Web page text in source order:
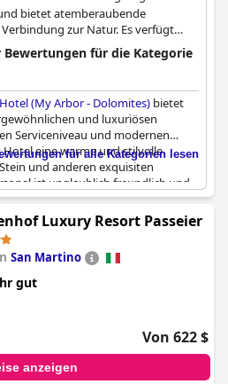
bietet atemberaubende
zur Natur. Es verfügt
mit Innen- und
Saunen und bietet eine Reihe von
Waldbadeerlebnissen.
Bewertungen für die Kategorie
(My Arbor - Dolomites) bietet
und luxuriösen
Serviceniveau und modernen
eine warme und stilvolle
und anderen exquisiten
ist unglaublich freundlich und
dass sich die Gäste
Das Hotel befindet sich in einer
Late-Night-Wellness-Services
von anderen 5-Sterne-Hotels
ein einzigartiges und exklusives
und luxuriösen
Die Architektur des Hotels ist
mit extravaganten
beeindrucken. Insgesamt ist
Hotel (My Arbor - Dolomites)
Hotels in Italien und bietet ein
Erlebnis für jeden, der einen
für alle Kategorien lesen
Luxury Resort Passeier
San Martino
gut
Von 622 $
anzeigen